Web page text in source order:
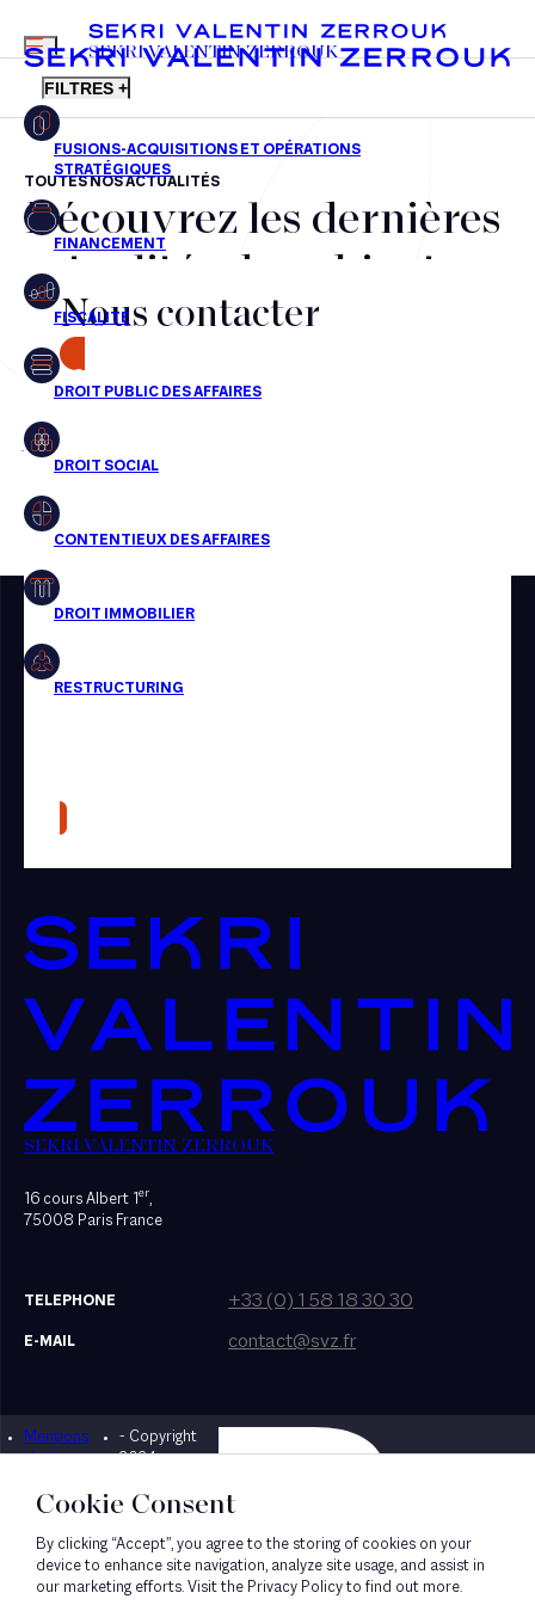
FR EN
MENU
SEKRI VALENTIN ZERROUK
FILTRES +
Fusions-acquisitions et opérations stratégiques
Financement
Fiscalité
Droit public des affaires
Droit social
Droit immobilier
Restructuring
Presse
TOUTES NOS ACTUALITÉS
Découvrez les dernières
actualités du cabinet,
nos récompenses et nos
transactions, jour après
jour
Aucun résultats pour cette recherche
Nous contacter
SEKRI VALENTIN ZERROUK
16 cours Albert 1er,
75008 Paris France
TELEPHONE +33 (0) 1 58 18 30 30
E-MAIL contact@svz.fr
Mentions
légales
- Copyright
2024
Designed by Bonhomme
Cookie Consent
By clicking “Accept”, you agree to the storing of cookies on your
device to enhance site navigation, analyze site usage, and assist in
our marketing efforts. Visit the Privacy Policy to find out more.